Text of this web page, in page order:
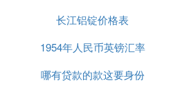
币
长江铝锭价格表
1954年人民币英镑汇率
哪有贷款的款这要身份